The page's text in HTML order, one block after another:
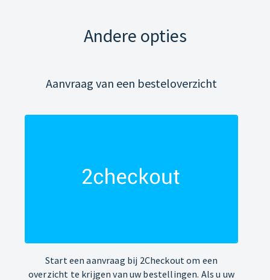
Andere opties
Aanvraag van een besteloverzicht
Start een aanvraag bij 2Checkout om een
overzicht te krijgen van uw bestellingen. Als u uw